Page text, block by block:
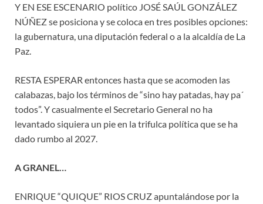
Y EN ESE ESCENARIO político JOSÉ SAÚL GONZÁLEZ
NÚÑEZ se posiciona y se coloca en tres posibles opciones:
la gubernatura, una diputación federal o a la alcaldía de La
Paz.
RESTA ESPERAR entonces hasta que se acomoden las
calabazas, bajo los términos de “sino hay patadas, hay pa´
todos”. Y casualmente el Secretario General no ha
levantado siquiera un pie en la trifulca política que se ha
dado rumbo al 2027.
A GRANEL…
ENRIQUE “QUIQUE” RIOS CRUZ apuntalándose por la